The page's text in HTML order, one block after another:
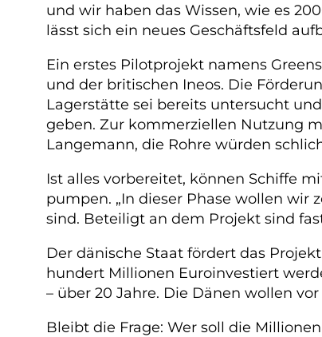
und wir haben das Wissen, wie es
lässt sich ein neues Geschäftsfeld
Ein erstes Pilotprojekt namens
und der britischen Ineos. Die
Lagerstätte sei bereits untersucht
geben. Zur kommerziellen Nutzung
Langemann, die Rohre würden
Ist alles vorbereitet, können Schiffe
pumpen. „In dieser Phase wollen wir
sind. Beteiligt an dem Projekt sind
Der dänische Staat fördert das
hundert Millionen Euroinvestiert
– über 20 Jahre. Die Dänen wollen
Bleibt die Frage: Wer soll die